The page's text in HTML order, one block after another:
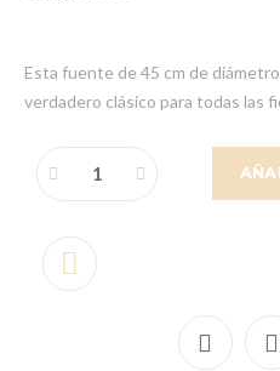
Esta fuente de 45 cm de
verdadero clásico para todas las